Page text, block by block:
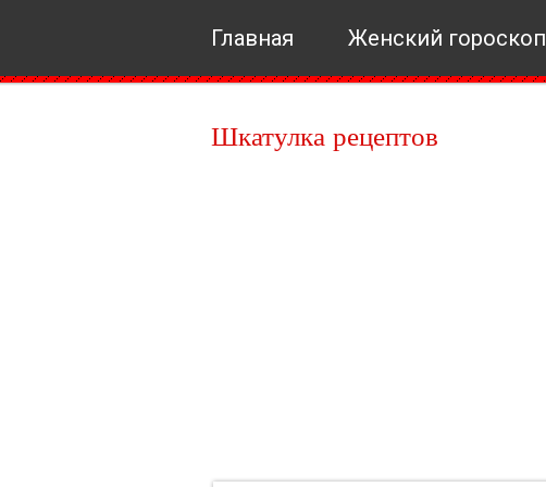
Главная Женский гороскоп
Шкатулка рецептов